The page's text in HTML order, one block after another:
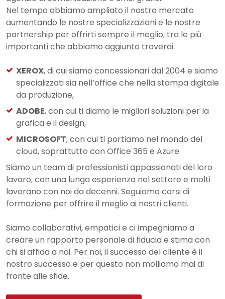
Nel tempo abbiamo ampliato il nostro mercato
aumentando le nostre specializzazioni e le nostre
partnership per offrirti sempre il meglio, tra le più
importanti che abbiamo aggiunto troverai:
XEROX, di cui siamo concessionari dal 2004 e siamo
specializzati sia nell’office che nella stampa digitale
da produzione,
ADOBE, con cui ti diamo le migliori soluzioni per la
grafica e il design,​
MICROSOFT, con cui ti portiamo nel mondo del
cloud, soprattutto con Office 365 e Azure.
Siamo un team di professionisti appassionati del loro
lavoro, con una lunga esperienza nel settore e molti
lavorano con noi da decenni. Seguiamo corsi di
formazione per offrire il meglio ai nostri clienti.
Siamo collaborativi, empatici e ci impegniamo a
creare un rapporto personale di fiducia e stima con
chi si affida a noi. Per noi, il successo del cliente è il
nostro successo e per questo non molliamo mai di
fronte alle sfide.​